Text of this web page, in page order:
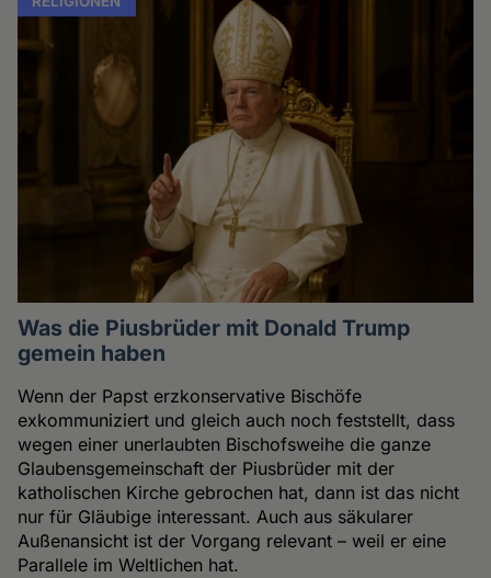
Was die Piusbrüder mit Donald Trump
gemein haben
Wenn der Papst erzkonservative Bischöfe
exkommuniziert und gleich auch noch feststellt, dass
wegen einer unerlaubten Bischofsweihe die ganze
Glaubensgemeinschaft der Piusbrüder mit der
katholischen Kirche gebrochen hat, dann ist das nicht
nur für Gläubige interessant. Auch aus säkularer
Außenansicht ist der Vorgang relevant – weil er eine
Parallele im Weltlichen hat.